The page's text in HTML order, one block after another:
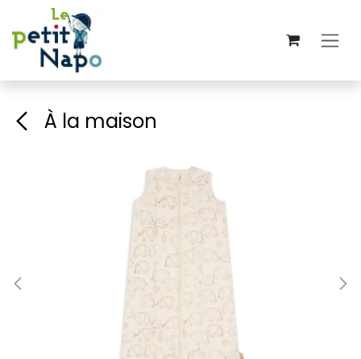
Se rendre au contenu
À la maison